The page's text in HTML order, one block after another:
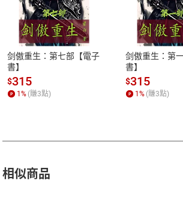
付款方式
ATM轉帳、信用卡、LINE PAY、AFTEE
剑傲重生：第七部【電子
書】
$315
1% (賺3點)
剑傲重生：第
書】
$315
1% (賺3點)
相似商品